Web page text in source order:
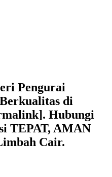
Pengurai
di
Hubungi
TEPAT, AMAN
Cair.